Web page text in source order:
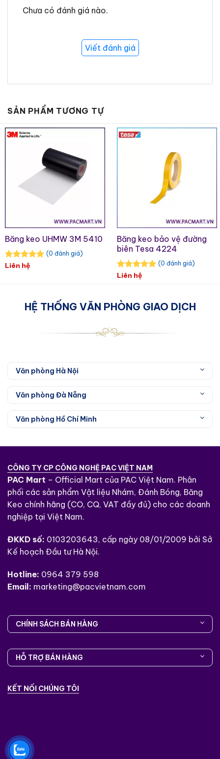
hiện trên bản photocopy.
băng keo bằng nhiều loại bút khác
không gây tiếng ồn và có thể gắn vào
Khả năng chống lão hóa cao:
bảo độ bền lâu dài, không bị ngả màu
Thân thiện với môi trường:
Được làm
từ màng PP và keo không chứa dung
môi.
Dễ tháo gỡ:
Có thể gỡ ra nhanh chóng
Sửa chữa tài liệu, giấy tờ bị rách.
Nối hai mảnh giấy một cách kín đáo.
Phù hợp cho các công việc văn phòng,
học tập và sáng tạo thủ công.
Chưa có đánh giá nào.
Viết đánh giá
SẢN PHẨM TƯƠNG TỰ
Băng keo UHMW 3M 5410
(0 đánh giá)
Liên hệ
Băng keo bảo vệ đường
biên Tesa 4224
(0 đánh giá)
Liên hệ
HỆ THỐNG VĂN PHÒNG GIAO DỊCH
Văn phòng Hà Nội
Văn phòng Đà Nẵng
Văn phòng Hồ Chí Minh
CÔNG TY CP CÔNG NGHỆ PAC VIỆT NAM
PAC Mart – Official Mart của PAC Việt Nam. Phân
phối các sản phẩm Vật liệu Nhám, Đánh Bóng, Băng
Keo chính hãng (CO, CQ, VAT đầy đủ) cho các doanh
nghiệp tại Việt Nam.
ĐKKD số: 0103203643, cấp ngày 08/01/2009 bởi Sở
Kế hoạch Đầu tư Hà Nội.
Hotline: 0964 379 598
Email: marketing@pacvietnam.com
CHÍNH SÁCH BÁN HÀNG
HỖ TRỢ BÁN HÀNG
KẾT NỐI CHÚNG TÔI